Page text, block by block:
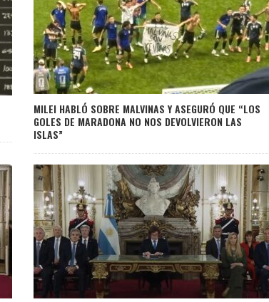
MILEI HABLÓ SOBRE MALVINAS Y ASEGURÓ QUE “LOS
GOLES DE MARADONA NO NOS DEVOLVIERON LAS
ISLAS”